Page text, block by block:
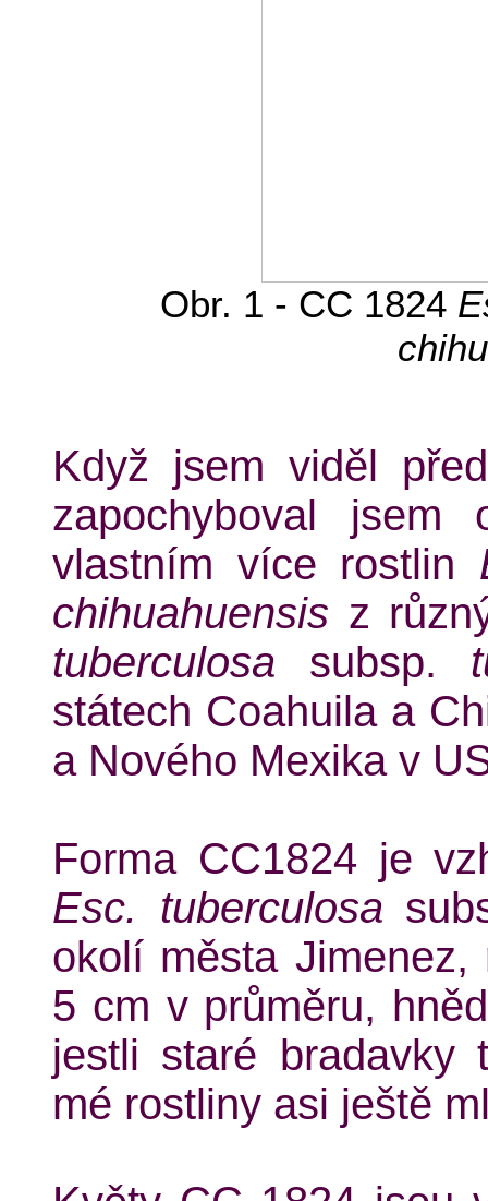
Obr. 1 - CC 1824
Když jsem viděl
zapochyboval jsem
vlastním více rostlin
chihuahuensis z
tuberculosa subsp.
státech Coahuila a
a Nového Mexika v
Forma CC1824 je
Esc. tuberculosa
okolí města
5 cm v průměru,
jestli staré bradavky
mé rostliny asi ještě